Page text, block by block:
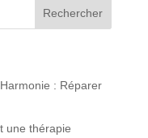
: Réparer
une thérapie